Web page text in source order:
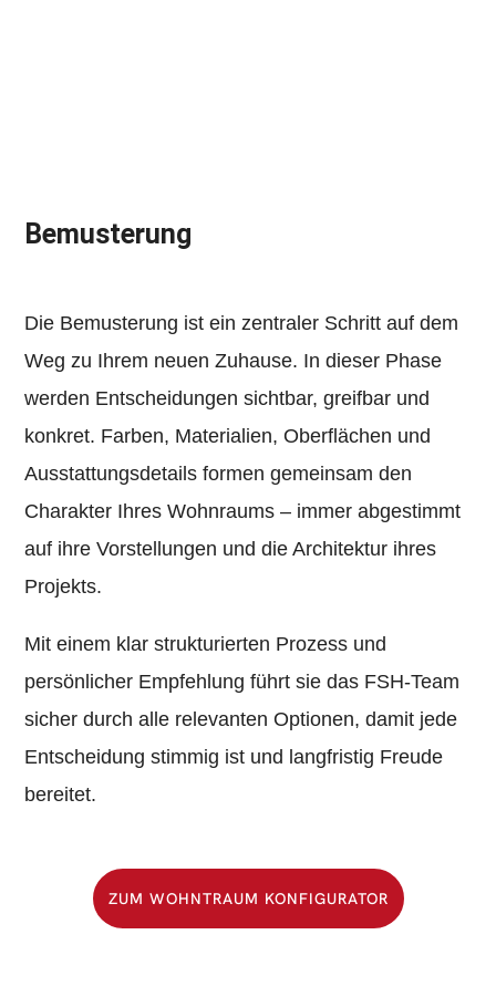
Bemusterung
Die Bemusterung ist ein zentraler Schritt auf dem
Weg zu Ihrem neuen Zuhause. In dieser Phase
werden Entscheidungen sichtbar, greifbar und
konkret. Farben, Materialien, Oberflächen und
Ausstattungsdetails formen gemeinsam den
Charakter Ihres Wohnraums – immer abgestimmt
auf ihre Vorstellungen und die Architektur ihres
Projekts.
Mit einem klar strukturierten Prozess und
persönlicher Empfehlung führt sie das FSH-Team
sicher durch alle relevanten Optionen, damit jede
Entscheidung stimmig ist und langfristig Freude
bereitet.
ZUM WOHNTRAUM KONFIGURATOR